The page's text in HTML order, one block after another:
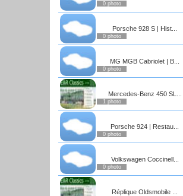
0 photo
Porsche 928 S | Hist...
0 photo
MG MGB Cabriolet | B...
0 photo
Mercedes-Benz 450 SL...
1 photo
Porsche 924 | Restau...
0 photo
Volkswagen Coccinell...
0 photo
Réplique Oldsmobile ...